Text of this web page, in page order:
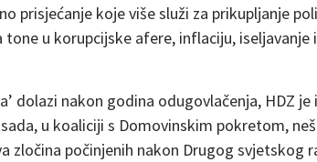
prisjećanje koje više služi za prikupljanje
u korupcijske afere, inflaciju, iseljavanje
dolazi nakon godina odugovlačenja, HDZ
u koaliciji s Domovinskim pokretom,
zločina počinjenih nakon Drugog svjetskog